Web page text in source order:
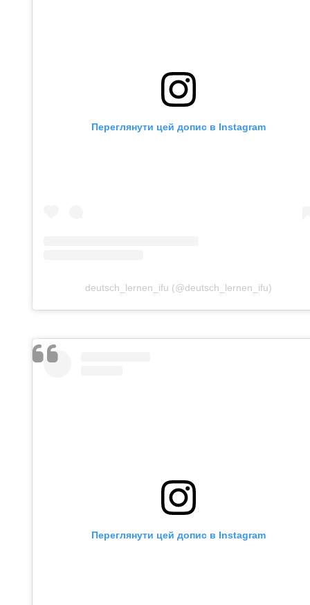
Переглянути цей допис в Instagram
deutsch_lernen_ifu (@deutsch_lernen_ifu)
Переглянути цей допис в Instagram